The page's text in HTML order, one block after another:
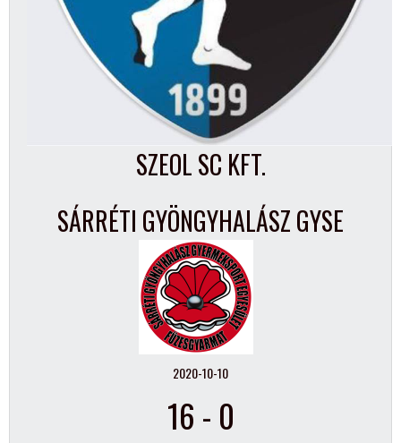
SZEOL SC KFT.
SÁRRÉTI GYÖNGYHALÁSZ GYSE
2020-10-10
16 - 0